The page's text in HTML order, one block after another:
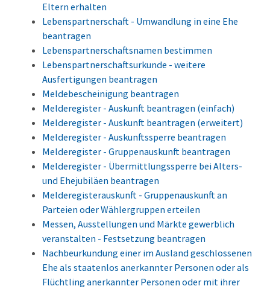
Eltern erhalten
Lebenspartnerschaft - Umwandlung in eine Ehe
beantragen
Lebenspartnerschaftsnamen bestimmen
Lebenspartnerschaftsurkunde - weitere
Ausfertigungen beantragen
Meldebescheinigung beantragen
Melderegister - Auskunft beantragen (einfach)
Melderegister - Auskunft beantragen (erweitert)
Melderegister - Auskunftssperre beantragen
Melderegister - Gruppenauskunft beantragen
Melderegister - Übermittlungssperre bei Alters-
und Ehejubiläen beantragen
Melderegisterauskunft - Gruppenauskunft an
Parteien oder Wählergruppen erteilen
Messen, Ausstellungen und Märkte gewerblich
veranstalten - Festsetzung beantragen
Nachbeurkundung einer im Ausland geschlossenen
Ehe als staatenlos anerkannter Personen oder als
Flüchtling anerkannter Personen oder mit ihrer